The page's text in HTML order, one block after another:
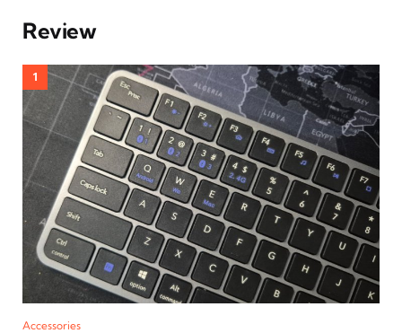
Review
Accessories